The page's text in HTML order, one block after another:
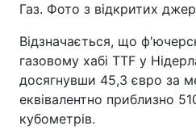
Газ. Фото з відкритих
Відзначається, що
газовому хабі TTF у
досягнувши 45,3 євро за
еквівалентно приблизно
кубометрів.